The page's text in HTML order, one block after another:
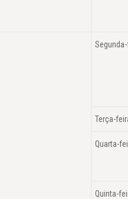
Terça-
Quarta-
Quinta-